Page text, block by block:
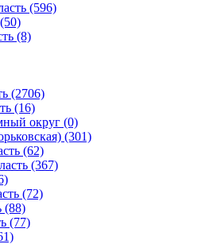
(596)
(8)
(2706)
(16)
округ (0)
(301)
(62)
(367)
(72)
(88)
(77)